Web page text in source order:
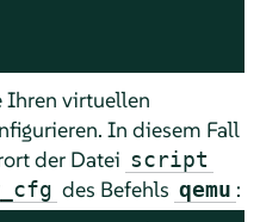
Ihren virtuellen
In diesem Fall
der Datei script
des Befehls qemu :